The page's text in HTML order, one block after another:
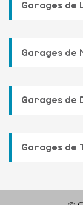
Garages de
Garages de
Garages de
Garages de